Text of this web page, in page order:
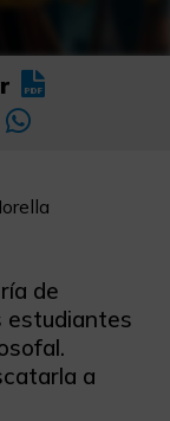
de
estudiantes
a